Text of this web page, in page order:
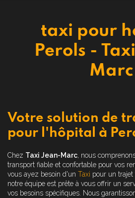
taxi pour
Perols -
Marc
Votre solution de
pour l'hôpital à
Chez Taxi Jean-Marc, nous
transport fiable et confortable pour vos
vous ayez besoin d'un Taxi pour un trajet
notre équipe est prête à vous offrir un
vos besoins spécifiques. Nous